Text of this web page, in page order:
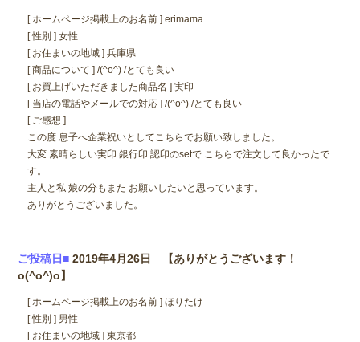
[ ホームページ掲載上のお名前 ] erimama
[ 性別 ] 女性
[ お住まいの地域 ] 兵庫県
[ 商品について ] /(^o^) /とても良い
[ お買上げいただきました商品名 ] 実印
[ 当店の電話やメールでの対応 ] /(^o^) /とても良い
[ ご感想 ]
この度 息子へ企業祝いとしてこちらでお願い致しました。
大変 素晴らしい実印 銀行印 認印のsetで こちらで注文して良かったで
す。
主人と私 娘の分もまた お願いしたいと思っています。
ありがとうございました。
ご投稿日■ 2019年4月26日 【ありがとうございます！
o(^o^)o】
[ ホームページ掲載上のお名前 ] ほりたけ
[ 性別 ] 男性
[ お住まいの地域 ] 東京都